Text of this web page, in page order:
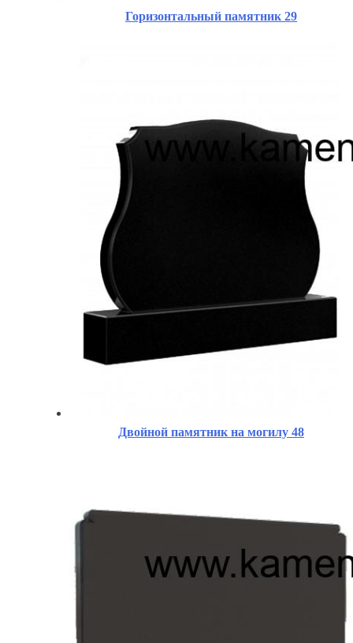
Горизонтальный памятник 29
Двойной памятник на могилу 48